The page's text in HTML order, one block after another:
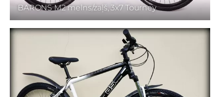
BARONS M2 melns/zaļš, 3x7 Tourney